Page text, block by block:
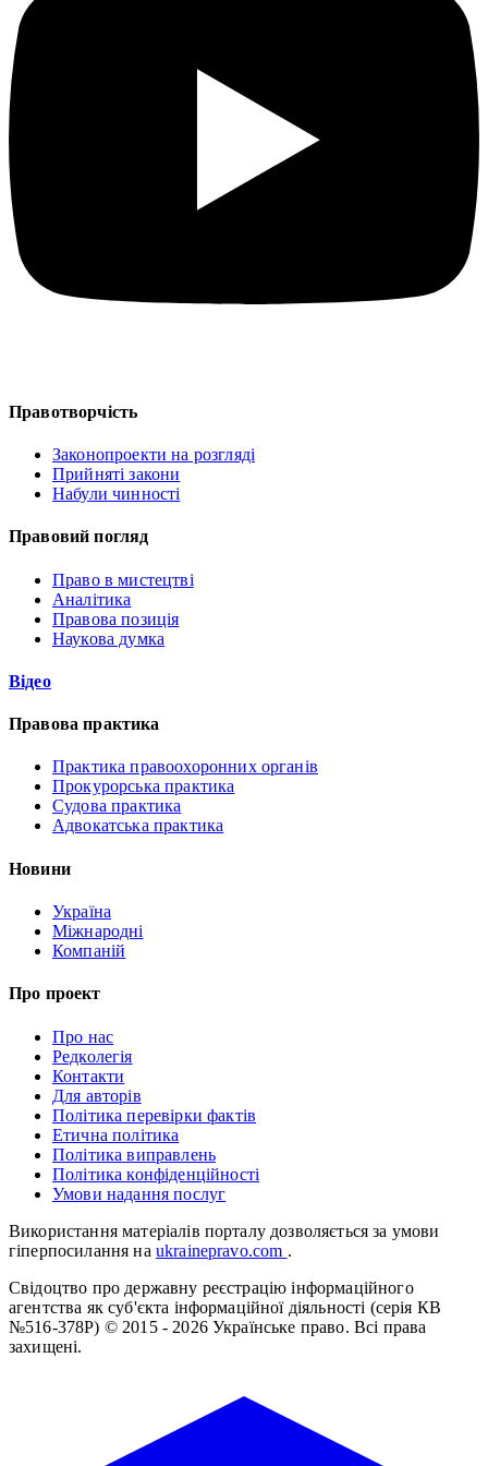
Правотворчість
Законопроекти на розгляді
Прийняті закони
Набули чинності
Правовий погляд
Право в мистецтві
Аналітика
Правова позиція
Наукова думка
Відео
Правова практика
Практика правоохоронних органів
Прокурорська практика
Судова практика
Адвокатська практика
Новини
Україна
Міжнародні
Компаній
Про проект
Про нас
Редколегія
Контакти
Для авторів
Політика перевірки фактів
Етична політика
Політика виправлень
Політика конфіденційності
Умови надання послуг
Використання матеріалів порталу дозволяється за умови
гіперпосилання на ukrainepravo.com .
Свідоцтво про державну реєстрацію інформаційного
агентства як суб'єкта інформаційної діяльності (серія КВ
№516-378Р) © 2015 - 2026 Українське право. Всі права
захищені.